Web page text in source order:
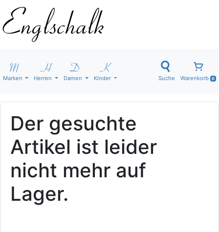
Marken Herren Damen Kinder Suche Warenkorb 0
Der gesuchte
Artikel ist leider
nicht mehr auf
Lager.